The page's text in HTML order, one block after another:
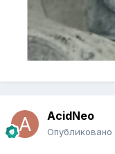
AcidNeo
Опубликовано